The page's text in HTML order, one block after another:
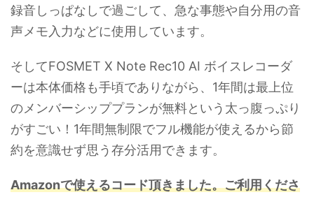
録音しっぱなしで過ごして、急な事態や自分用の音
声メモ入力などに使用しています。
そしてFOSMET X Note Rec10 AI ボイスレコーダ
ーは本体価格も手頃でありながら、1年間は最上位
のメンバーシッププランが無料という太っ腹っぷり
がすごい！1年間無制限でフル機能が使えるから節
約を意識せず思う存分活用できます。
Amazonで使えるコード頂きました。ご利用くださ